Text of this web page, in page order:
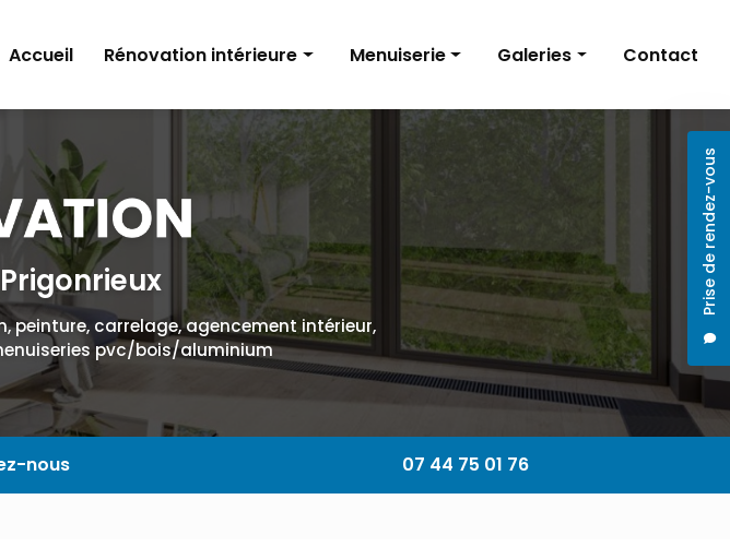
Prise de rendez-vous
Accueil
Rénovation intérieure
Plâtrerie
Carrelage
Agencement d'intérieur
Menuiserie
Volets roulants
Installation de menuiseries
Galeries
Rénovation intérieure
Menuiserie
Contact
peinture, carrelage, agencement intérieur,
pvc/bois/aluminium
nous 07 44 75 01 76